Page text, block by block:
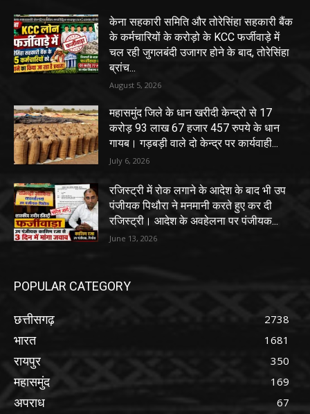
केना सहकारी समिति और तोरेसिंहा सहकारी बैंक
के कर्मचारियों के करोड़ो के KCC फर्जीवाड़े में
चल रही जुगलबंदी उजागर होने के बाद, तोरेसिंहा
ब्रांच...
August 5, 2026
महासमुंद जिले के धान खरीदी केन्द्रो से 17
करोड़ 93 लाख 67 हजार 457 रुपये के धान
गायब। गड़बड़ी वाले दो केन्द्र पर कार्यवाही...
July 6, 2026
रजिस्ट्री में रोक लगाने के आदेश के बाद भी उप
पंजीयक पिथौरा ने मनमानी करते हुए कर दी
रजिस्ट्री। आदेश के अवहेलना पर पंजीयक...
June 13, 2026
POPULAR CATEGORY
छत्तीसगढ़ 2738
भारत 1681
रायपुर 350
महासमुंद 169
अपराध 67